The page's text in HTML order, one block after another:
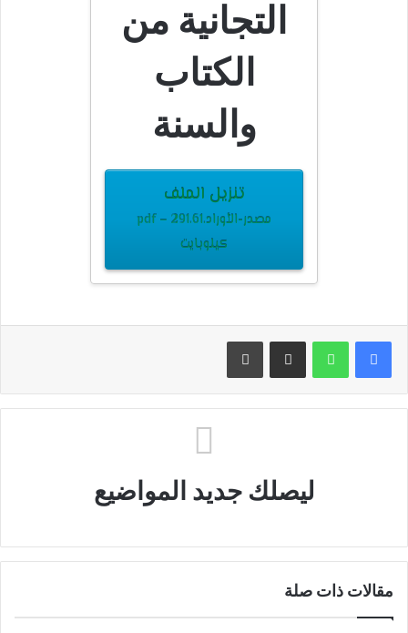
التجانية من
الكتاب
والسنة
تنزيل الملف
مصدر-الأوراد.pdf – 291.61
كيلوبايت
مشاركة عبر البريد
ليصلك جديد المواضيع
مقالات ذات صلة